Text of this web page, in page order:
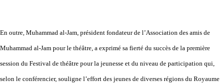
En outre, Muhammad al-Jam, président fondateur de l’Association des amis de
Muhammad al-Jam pour le théâtre, a exprimé sa fierté du succès de la première
session du Festival de théâtre pour la jeunesse et du niveau de participation qui,
selon le conférencier, souligne l’effort des jeunes de diverses régions du Royaume